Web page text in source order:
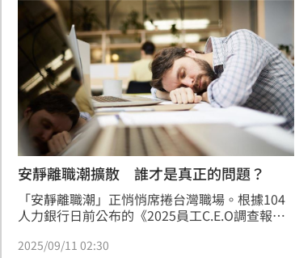
安靜離職潮擴散 誰才是真正的問題？
「安靜離職潮」正悄悄席捲台灣職場。根據104
人力銀行日前公布的《2025員工C.E.O調查報
——僅完成最低限度的工作需求，不再主動承擔
2025/09/11 02:30